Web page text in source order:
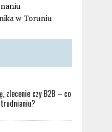
w Toruniu
zlecenie czy B2B – co